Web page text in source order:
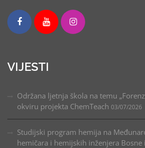
VIJESTI
Održana ljetnja škola na temu
okviru projekta ChemTeach 03/07/2026
Studijski program hemija na
hemičara i hemijskih inženjera Bosne